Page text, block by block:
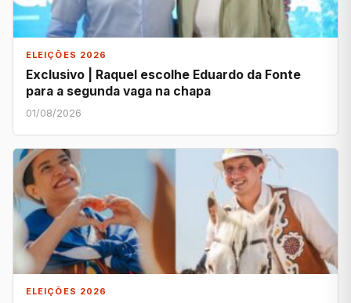
ELEIÇÕES 2026
Exclusivo | Raquel escolhe Eduardo da Fonte
para a segunda vaga na chapa
01/08/2026
ELEIÇÕES 2026